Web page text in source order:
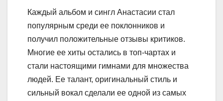
Каждый альбом и сингл Анастасии стал
популярным среди ее поклонников и
получил положительные отзывы критиков.
Многие ее хиты остались в топ-чартах и
стали настоящими гимнами для множества
людей. Ее талант, оригинальный стиль и
сильный вокал сделали ее одной из самых